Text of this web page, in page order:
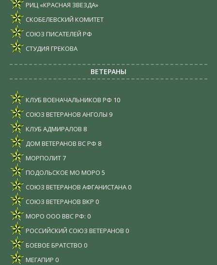
РИЦ «КРАСНАЯ ЗВЕЗДА»
СКОБЕЛЕВСКИЙ КОМИТЕТ
СОЮЗ ПИСАТЕЛЕЙ РФ
СТУДИЯ ГРЕКОВА
ВЕТЕРАНЫ
КЛУБ ВОЕНАЧАЛЬНИКОВ РФ 10
СОЮЗ ВЕТЕРАНОВ АНГОЛЫ 9
КЛУБ АДМИРАЛОВ 8
ДОМ ВЕТЕРАНОВ ВС РФ 8
МОРПОЛИТ7
ПОДОЛЬСКОЕ МО МОРО 5
СОЮЗ ВЕТЕРАНОВ АФГАНИСТАНА 0
СОЮЗ ВЕТЕРАНОВ ВКР 0
МОРО ООО ВВС РФ: 0
РОССИЙСКИЙ СОЮЗ ВЕТЕРАНОВ 0
БОЕВОЕ БРАТСТВО 0
МЕГАПИР 0